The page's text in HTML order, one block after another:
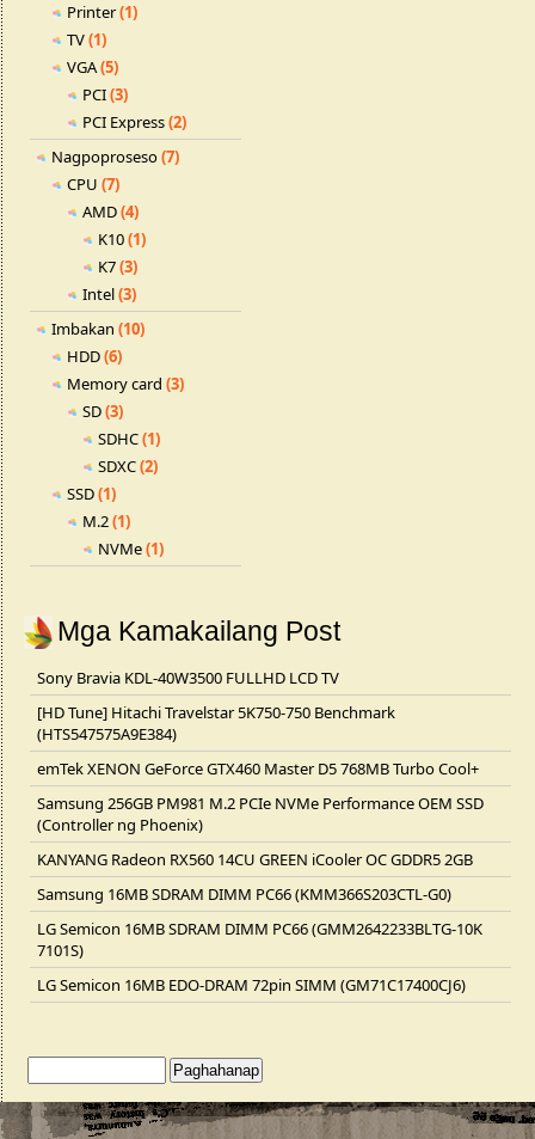
Printer(1)
TV(1)
VGA(5)
PCI(3)
PCI Express(2)
Nagpoproseso(7)
CPU (7)
AMD(4)
K10(1)
K7(3)
Intel(3)
Imbakan (10)
HDD(6)
Memory card (3)
SD(3)
SDHC(1)
SDXC(2)
SSD(1)
M.2(1)
NVMe(1)
Mga Kamakailang Post
Sony Bravia KDL-40W3500 FULLHD LCD TV
[HD Tune] Hitachi Travelstar 5K750-750 Benchmark
(HTS547575A9E384)
emTek XENON GeForce GTX460 Master D5 768MB Turbo Cool+
Samsung 256GB PM981 M.2 PCIe NVMe Performance OEM SSD
(Controller ng Phoenix)
KANYANG Radeon RX560 14CU GREEN iCooler OC GDDR5 2GB
Samsung 16MB SDRAM DIMM PC66 (KMM366S203CTL-G0)
LG Semicon 16MB SDRAM DIMM PC66 (GMM2642233BLTG-10K
7101S)
LG Semicon 16MB EDO-DRAM 72pin SIMM (GM71C17400CJ6)